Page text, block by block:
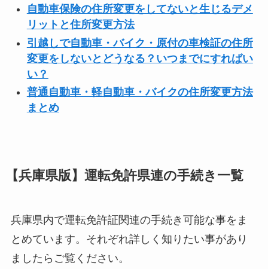
自動車保険の住所変更をしてないと生じるデメ
リットと住所変更方法
引越しで自動車・バイク・原付の車検証の住所
変更をしないとどうなる？いつまでにすればい
い？
普通自動車・軽自動車・バイクの住所変更方法
まとめ
【兵庫県版】運転免許県連の手続き一覧
兵庫県内で運転免許証関連の手続き可能な事をま
とめています。それぞれ詳しく知りたい事があり
ましたらご覧ください。